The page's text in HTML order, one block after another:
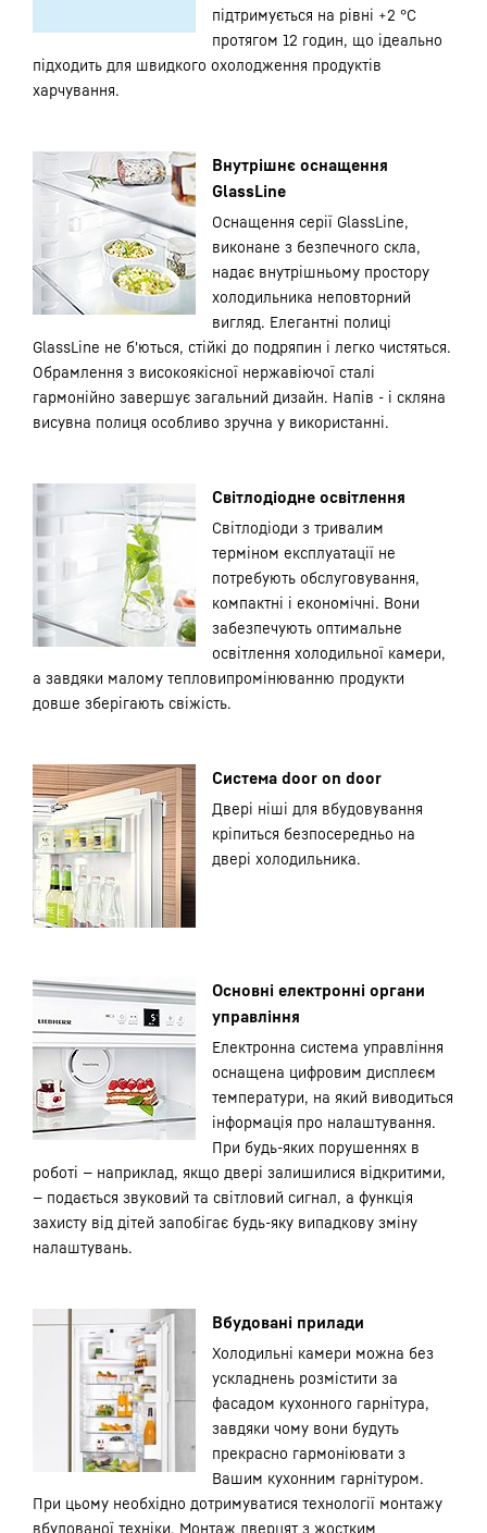
підтримується на рівні +2 °С
протягом 12 годин, що ідеально
підходить для швидкого охолодження продуктів
харчування.
Внутрішнє оснащення
GlassLine
Оснащення серії GlassLine,
виконане з безпечного скла,
надає внутрішньому простору
холодильника неповторний
вигляд. Елегантні полиці
GlassLine не б'ються, стійкі до подряпин і легко чистяться.
Обрамлення з високоякісної нержавіючої сталі
гармонійно завершує загальний дизайн. Напів - і скляна
висувна полиця особливо зручна у використанні.
Світлодіодне освітлення
Світлодіоди з тривалим
терміном експлуатації не
потребують обслуговування,
компактні і економічні. Вони
забезпечують оптимальне
освітлення холодильної камери,
а завдяки малому тепловипромінюванню продукти
довше зберігають свіжість.
Система door on door
Двері ніші для вбудовування
кріпиться безпосередньо на
двері холодильника.
Основні електронні органи
управління
Електронна система управління
оснащена цифровим дисплеєм
температури, на який виводиться
інформація про налаштування.
При будь-яких порушеннях в
роботі — наприклад, якщо двері залишилися відкритими,
— подається звуковий та світловий сигнал, а функція
захисту від дітей запобігає будь-яку випадкову зміну
налаштувань.
Вбудовані прилади
Холодильні камери можна без
ускладнень розмістити за
фасадом кухонного гарнітура,
завдяки чому вони будуть
прекрасно гармоніювати з
Вашим кухонним гарнітуром.
При цьому необхідно дотримуватися технології монтажу
вбудованої техніки. Монтаж дверцят з жостким